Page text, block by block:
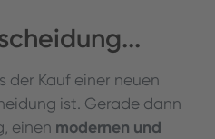
der Kauf einer neuen
ist. Gerade dann
einen modernen und